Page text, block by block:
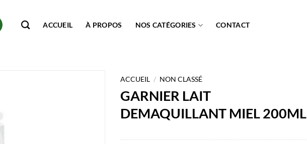
ACCUEIL À PROPOS NOS CATÉGORIES CONTACT
ACCUEIL / NON CLASSÉ
GARNIER LAIT
DEMAQUILLANT MIEL 200ML